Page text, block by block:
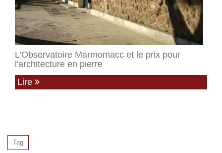
L'Observatoire Marmomacc et le prix pour
l'architecture en pierre
Lire
Tag